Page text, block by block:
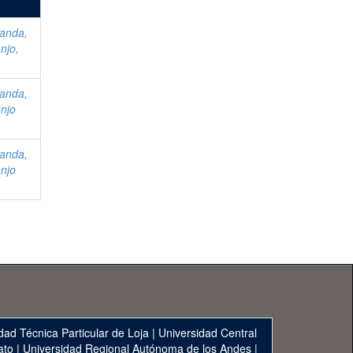
Técnica Particular de Loja | Universidad Central
| Universidad Regional Autónoma de los Andes|